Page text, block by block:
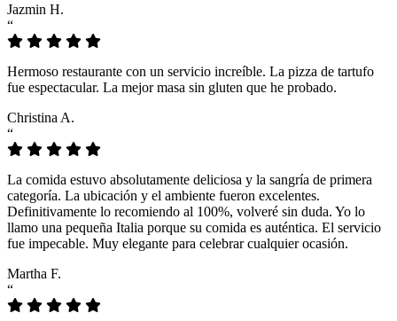
Jazmin H.
“
Hermoso restaurante con un servicio increíble. La pizza de tartufo
fue espectacular. La mejor masa sin gluten que he probado.
Christina A.
“
La comida estuvo absolutamente deliciosa y la sangría de primera
categoría. La ubicación y el ambiente fueron excelentes.
Definitivamente lo recomiendo al 100%, volveré sin duda. Yo lo
llamo una pequeña Italia porque su comida es auténtica. El servicio
fue impecable. Muy elegante para celebrar cualquier ocasión.
Martha F.
“